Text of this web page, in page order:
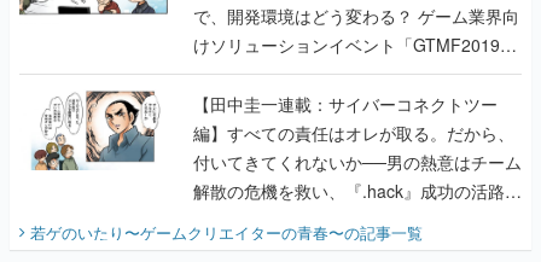
で、開発環境はどう変わる？ ゲーム業界向
けソリューションイベント「GTMF2019」
に行って、より理解を深めよう【PR】
【田中圭一連載：サイバーコネクトツー
編】すべての責任はオレが取る。だから、
付いてきてくれないか──男の熱意はチーム
解散の危機を救い、『.hack』成功の活路を
『少年ジャンプ』色だった【若ゲのいた
若ゲのいたり〜ゲームクリエイターの青春〜の記事一覧